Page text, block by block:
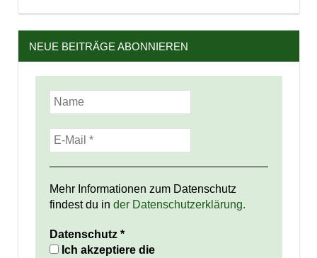
NEUE BEITRÄGE ABONNIEREN
Mehr Informationen zum Datenschutz
findest du in der Datenschutzerklärung.
Datenschutz *
Ich akzeptiere die